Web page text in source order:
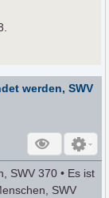
werden, SWV
SWV 370 • Es ist
SWV